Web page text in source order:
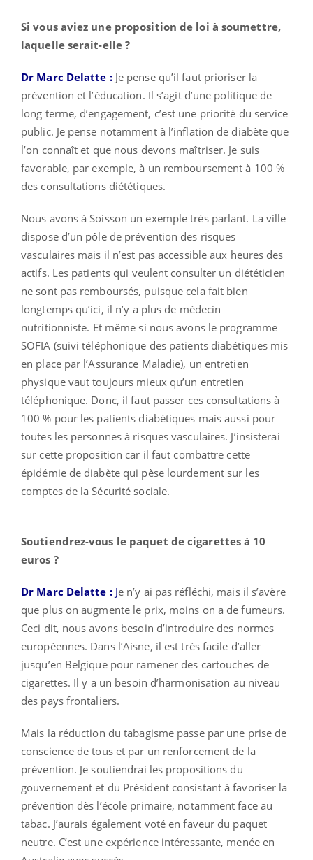
Si vous aviez une proposition de loi à soumettre,
laquelle serait-elle ?
Dr Marc Delatte : Je pense qu’il faut prioriser la
prévention et l’éducation. Il s’agit d’une politique de
long terme, d’engagement, c’est une priorité du service
public. Je pense notamment à l’inflation de diabète que
l’on connaît et que nous devons maîtriser. Je suis
favorable, par exemple, à un remboursement à 100 %
des consultations diététiques.
Nous avons à Soisson un exemple très parlant. La ville
dispose d’un pôle de prévention des risques
vasculaires mais il n’est pas accessible aux heures des
actifs. Les patients qui veulent consulter un diététicien
ne sont pas remboursés, puisque cela fait bien
longtemps qu’ici, il n’y a plus de médecin
nutritionniste. Et même si nous avons le programme
SOFIA (suivi téléphonique des patients diabétiques mis
en place par l’Assurance Maladie), un entretien
physique vaut toujours mieux qu’un entretien
téléphonique. Donc, il faut passer ces consultations à
100 % pour les patients diabétiques mais aussi pour
toutes les personnes à risques vasculaires. J’insisterai
sur cette proposition car il faut combattre cette
épidémie de diabète qui pèse lourdement sur les
comptes de la Sécurité sociale.
Soutiendrez-vous le paquet de cigarettes à 10
euros ?
Dr Marc Delatte :Je n’y ai pas réfléchi, mais il s’avère
que plus on augmente le prix, moins on a de fumeurs.
Ceci dit, nous avons besoin d’introduire des normes
européennes. Dans l’Aisne, il est très facile d’aller
jusqu’en Belgique pour ramener des cartouches de
cigarettes. Il y a un besoin d’harmonisation au niveau
des pays frontaliers.
Mais la réduction du tabagisme passe par une prise de
conscience de tous et par un renforcement de la
prévention. Je soutiendrai les propositions du
gouvernement et du Président consistant à favoriser la
prévention dès l’école primaire, notamment face au
tabac. J’aurais également voté en faveur du paquet
neutre. C’est une expérience intéressante, menée en